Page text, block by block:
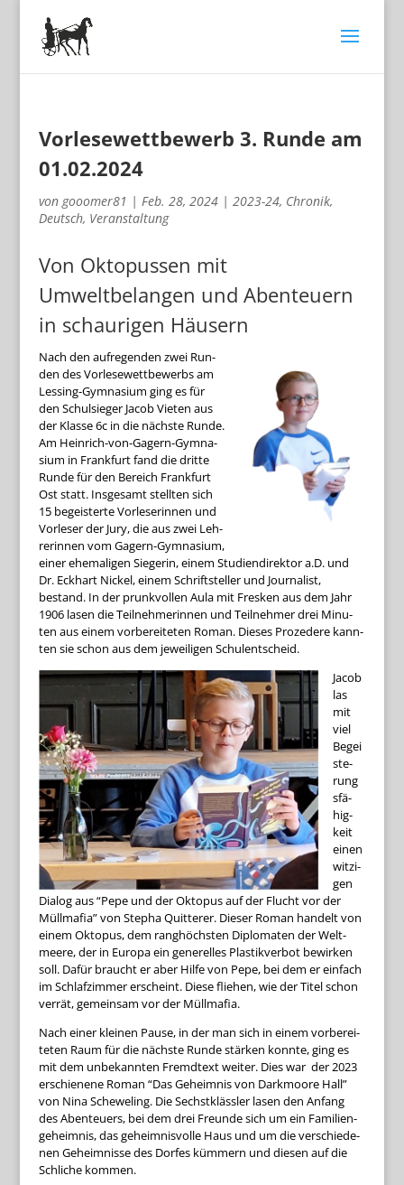
Vorlesewettbewerb 3. Runde am
01.02.2024
von gooomer81 | Feb. 28, 2024| 2023-24, Chronik,
Deutsch, Veranstaltung
Von Oktopussen mit
Umweltbelangen und Abenteuern
in schaurigen Häusern
Nach den auf­re­gen­den zwei Run­
den des Vor­le­se­wett­be­werbs am
Les­sing-Gym­na­sium ging es für
den Schul­sie­ger Jacob Vie­ten aus
der Klasse 6c in die nächste Runde.
Am Hein­rich-von-Gagern-Gym­na­
sium in Frank­furt fand die dritte
Runde für den Bereich Frank­furt
Ost statt. Ins­ge­samt stell­ten sich
15 begeis­terte Vor­le­se­rin­nen und
Vor­le­ser der Jury, die aus zwei Leh­
re­rin­nen vom Gagern-Gym­na­sium,
einer ehe­ma­li­gen Sie­ge­rin, einem Stu­di­en­di­rek­tor a.D. und
Dr. Eck­hart Nickel, einem Schrift­stel­ler und Jour­na­list,
bestand. In der prunk­vol­len Aula mit Fres­ken aus dem Jahr
1906 lasen die Teil­neh­me­rin­nen und Teil­neh­mer drei Minu­
ten aus einem vor­be­rei­te­ten Roman. Die­ses Pro­ze­dere kann­
ten sie schon aus dem jewei­li­gen Schulentscheid.
Jacob
las
mit
viel
Begei
s­te­
rung
s­fä­
hig­
keit
einen
wit­zi­
gen
Dia­log aus “Pepe und der Okto­pus auf der Flucht vor der
Müll­ma­fia” von Ste­pha Quit­te­rer. Die­ser Roman han­delt von
einem Okto­pus, dem rang­höchs­ten Diplo­ma­ten der Welt­
meere, der in Europa ein gene­rel­les Plas­tik­ver­bot bewir­ken
soll. Dafür braucht er aber Hilfe von Pepe, bei dem er ein­fach
im Schlaf­zim­mer erscheint. Diese flie­hen, wie der Titel schon
ver­rät, gemein­sam vor der Müllmafia.
Nach einer klei­nen Pause, in der man sich in einem vor­be­rei­
te­ten Raum für die nächste Runde stär­ken konnte, ging es
mit dem unbe­kann­ten Fremd­text wei­ter. Dies war der 2023
erschie­nene Roman “Das Geheim­nis von Dark­moore Hall”
von Nina Sche­we­ling. Die Sechst­kläss­ler lasen den Anfang
des Aben­teu­ers, bei dem drei Freunde sich um ein Fami­li­en­
ge­heim­nis, das geheim­nis­volle Haus und um die ver­schie­de­
nen Geheim­nisse des Dor­fes küm­mern und die­sen auf die
Schli­che kommen.